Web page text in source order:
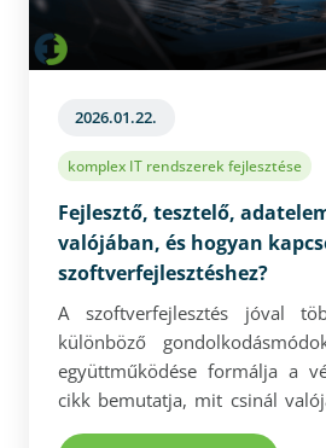
2026.01.22.
komplex IT rendszerek fejlesztése
Fejlesztő, tesztelő,
valójában, és hogyan
szoftverfejlesztéshez?
A szoftverfejlesztés jóval
különböző
együttműködése formálja a
cikk bemutatja, mit csinál
egy QA Engineer és egy